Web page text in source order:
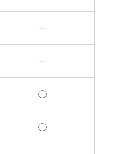
－
－
◯
◯